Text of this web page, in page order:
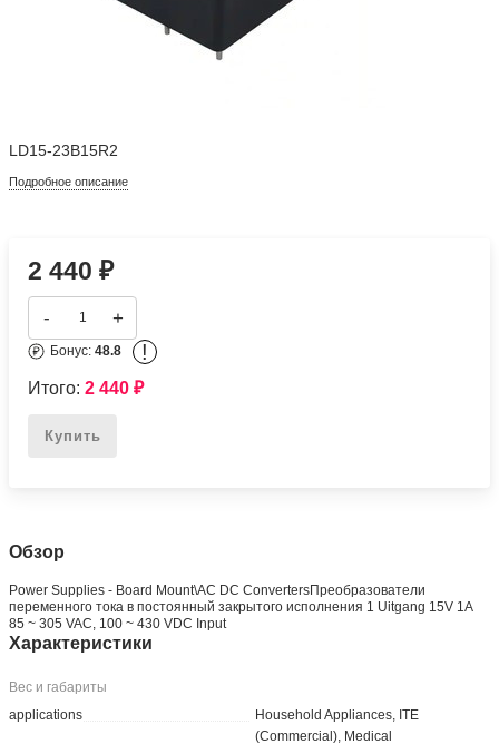
LD15-23B15R2
Подробное описание
2 440₽
- +
Бонус:48.8 !
Итого:2 440₽
Купить
Обзор
Power Supplies - Board Mount\AC DC ConvertersПреобразователи
переменного тока в постоянный закрытого исполнения 1 Uitgang 15V 1A
85 ~ 305 VAC, 100 ~ 430 VDC Input
Характеристики
Вес и габариты
applications
Household Appliances, ITE
(Commercial), Medical